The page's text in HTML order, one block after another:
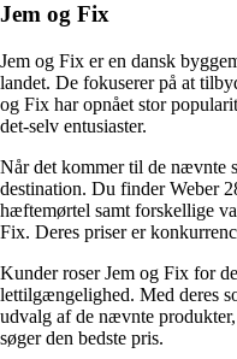
Jem og Fix
Jem og Fix er en dansk
landet. De fokuserer på at
og Fix har opnået stor
det-selv entusiaster.
Når det kommer til de nævnte
destination. Du finder Weber
hæftemørtel samt forskellige
Fix. Deres priser er
Kunder roser Jem og Fix for
lettilgængelighed. Med deres
udvalg af de nævnte
søger den bedste pris.